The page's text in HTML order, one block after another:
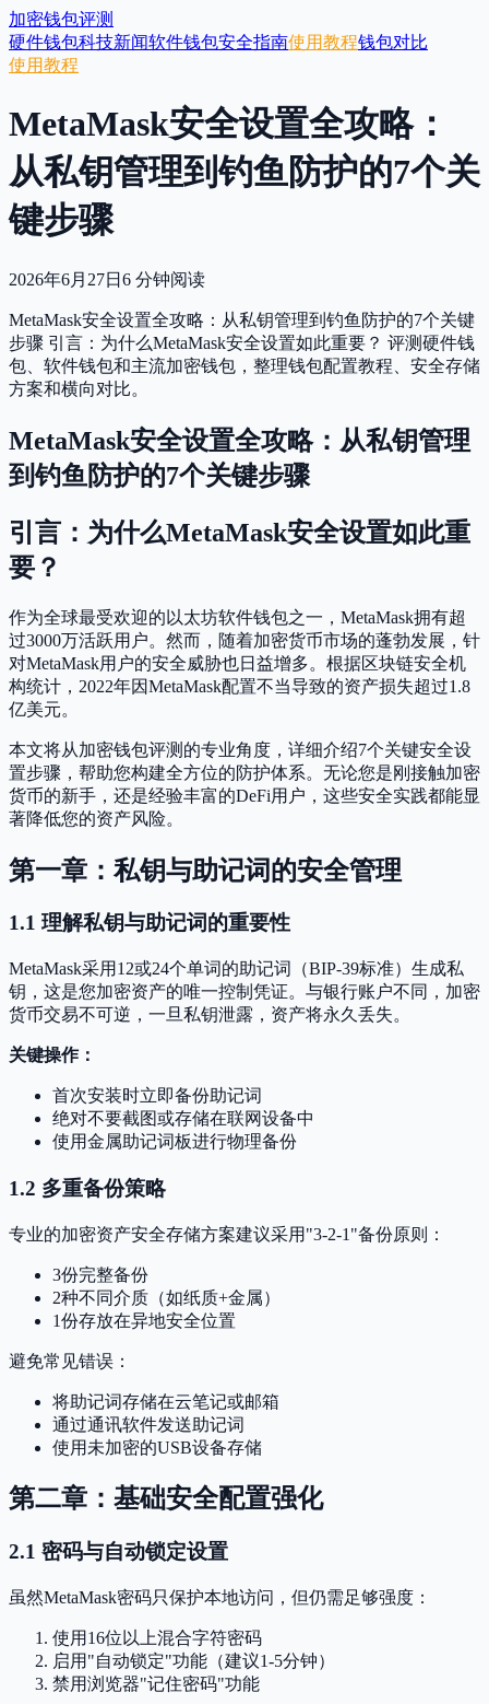
加密钱包评测
硬件钱包科技新闻软件钱包安全指南使用教程钱包对比
使用教程
MetaMask安全设置全攻略：
从私钥管理到钓鱼防护的7个关
键步骤
2026年6月27日 6 分钟阅读
MetaMask安全设置全攻略：从私钥管理到钓鱼防护的7个关键
步骤 引言：为什么MetaMask安全设置如此重要？ 评测硬件钱
包、软件钱包和主流加密钱包，整理钱包配置教程、安全存储
方案和横向对比。
MetaMask安全设置全攻略：从私钥管理
到钓鱼防护的7个关键步骤
引言：为什么MetaMask安全设置如此重
要？
作为全球最受欢迎的以太坊软件钱包之一，MetaMask拥有超
过3000万活跃用户。然而，随着加密货币市场的蓬勃发展，针
对MetaMask用户的安全威胁也日益增多。根据区块链安全机
构统计，2022年因MetaMask配置不当导致的资产损失超过1.8
亿美元。
本文将从加密钱包评测的专业角度，详细介绍7个关键安全设
置步骤，帮助您构建全方位的防护体系。无论您是刚接触加密
货币的新手，还是经验丰富的DeFi用户，这些安全实践都能显
著降低您的资产风险。
第一章：私钥与助记词的安全管理
1.1 理解私钥与助记词的重要性
MetaMask采用12或24个单词的助记词（BIP-39标准）生成私
钥，这是您加密资产的唯一控制凭证。与银行账户不同，加密
货币交易不可逆，一旦私钥泄露，资产将永久丢失。
关键操作：
首次安装时立即备份助记词
绝对不要截图或存储在联网设备中
使用金属助记词板进行物理备份
1.2 多重备份策略
专业的加密资产安全存储方案建议采用"3-2-1"备份原则：
3份完整备份
2种不同介质（如纸质+金属）
1份存放在异地安全位置
避免常见错误：
将助记词存储在云笔记或邮箱
通过通讯软件发送助记词
使用未加密的USB设备存储
第二章：基础安全配置强化
2.1 密码与自动锁定设置
虽然MetaMask密码只保护本地访问，但仍需足够强度：
使用16位以上混合字符密码
启用"自动锁定"功能（建议1-5分钟）
禁用浏览器"记住密码"功能